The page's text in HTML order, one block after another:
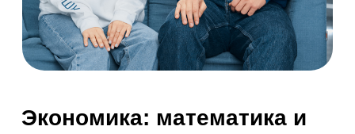
Аналитика
в экономике
готовит специалистов, умеющих
принимать решения на основе больших